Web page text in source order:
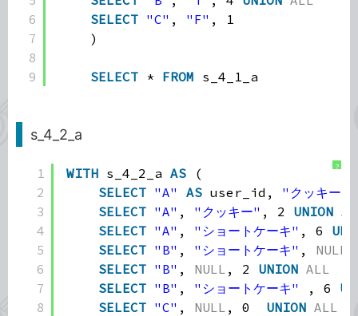
6
7
8
9
SELECT "C" , "F" , 1
)
SELECT * FROM s_4_1_a
s_4_2_a
?
1
2
3
4
5
6
7
8
WITH s_4_2_a AS
(
SELECT "A" AS user_id, "クッキー"
SELECT "A" , "クッキー" , 2 UNION
SELECT "A" , "ショートケーキ" , 6
SELECT "B" , "ショートケーキ" , NULL
SELECT "B" , NULL , 2 UNION ALL
SELECT "B" , "ショートケーキ" , 6
SELECT "C" , NULL , 0 UNION ALL